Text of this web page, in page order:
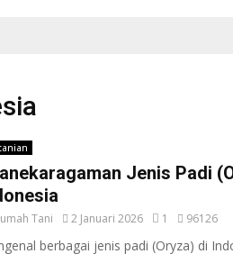
Jenis Padi
Tani 2 Januari 2026 1 96126
berbagai jenis padi (Oryza) di